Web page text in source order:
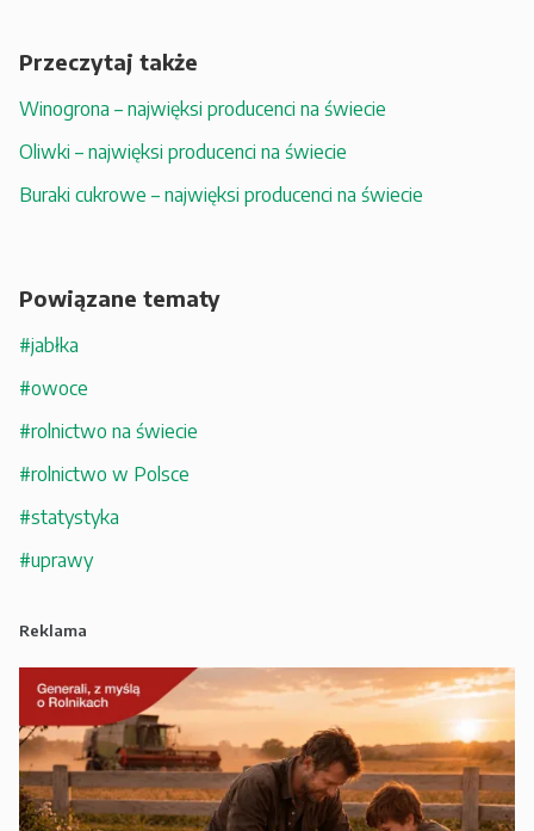
Przeczytaj także
Winogrona – najwięksi producenci na świecie
Oliwki – najwięksi producenci na świecie
Buraki cukrowe – najwięksi producenci na świecie
Powiązane tematy
#jabłka
#owoce
#rolnictwo na świecie
#rolnictwo w Polsce
#statystyka
#uprawy
Reklama